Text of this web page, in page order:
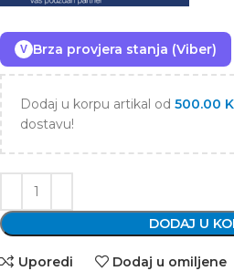
V Brza provjera stanja (Viber)
Dodaj u korpu artikal od 500.00
dostavu!
DODAJ U
Uporedi Dodaj u omiljene